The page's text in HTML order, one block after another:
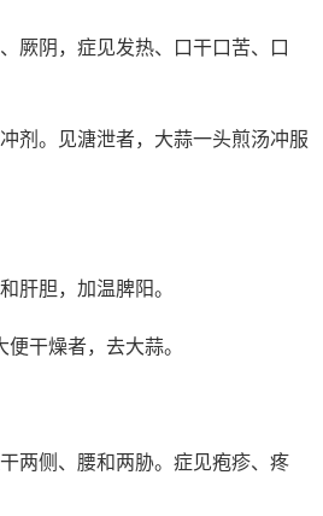
厥阴，症见发热、口干口苦、口
剂。见溏泄者，大蒜一头煎汤冲服
肝胆，加温脾阳。
干燥者，去大蒜。
两侧、腰和两胁。症见疱疹、疼